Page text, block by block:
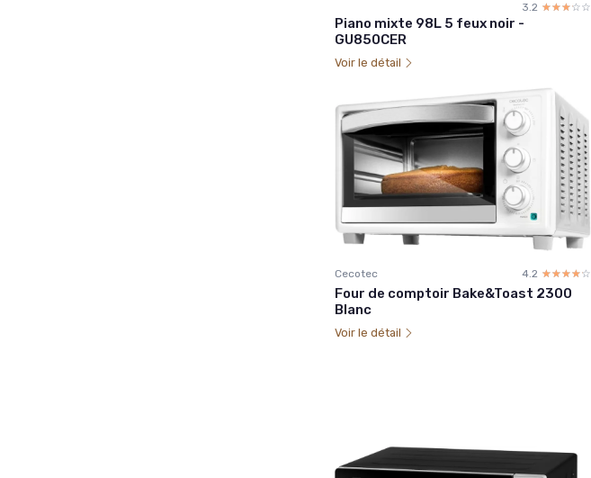
3.2 ☆☆☆☆☆
★★★★★
Piano mixte 98L 5 feux noir -
GU850CER
Voir le détail
Cecotec 4.2 ☆☆☆☆☆
★★★★★
Four de comptoir Bake&Toast 2300
Blanc
Voir le détail